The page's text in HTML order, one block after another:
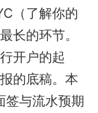
（了解你的
长的环节。
开户的起
的底稿。本
签与流水预期